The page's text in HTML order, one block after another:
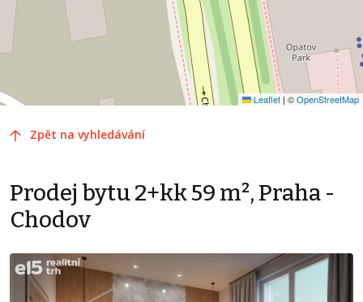
Leaflet | ©OpenStreetMap
Zpět na vyhledávání
Prodej bytu 2+kk 59 m², Praha -
Chodov